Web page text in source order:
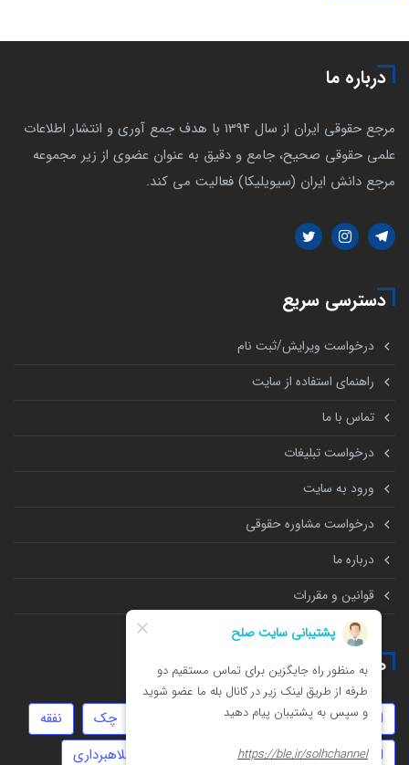
درباره ما
مرجع حقوقی ایران از سال 1394 با هدف جمع آوری و انتشار اطلاعات
علمی حقوقی صحیح، جامع و دقیق به عنوان عضوی از زیر مجموعه
مرجع دانش ایران (سیویلیکا) فعالیت می کند.
دسترسی سریع
درخواست ویرایش/ثبت نام
راهنمای استفاده از سایت
تماس با ما
درخواست تبلیغات
ورود به سایت
درخواست مشاوره حقوقی
درباره ما
قوانین و مقررات
همه چیز درباره
امور مالیاتی طلاق سفته چک
نفقه
ارث
ثبت شرکت انحصار وراثت کلاهبرداری